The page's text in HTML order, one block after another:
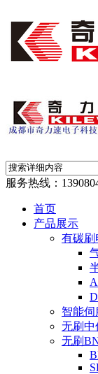
服务热线：
首页
产品展示
有碳刷
智能伺
无刷中
无刷